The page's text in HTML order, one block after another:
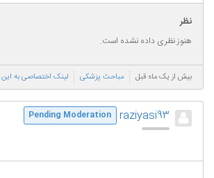
نظر
هنوز نظری داده نشده است.
بیش از یک ماه قبل مباحث پزشکی لینک اختصاصی به
raziyasi93
Pending Moderation